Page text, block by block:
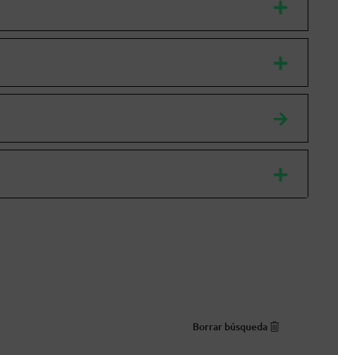
Borrar búsqueda